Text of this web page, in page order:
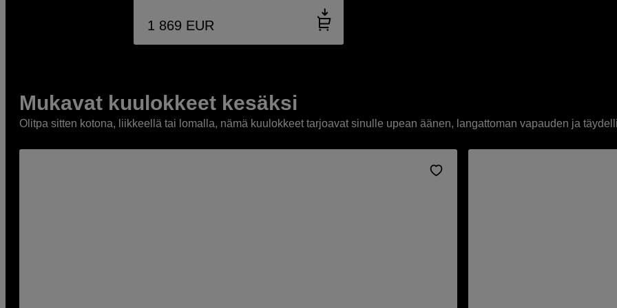
1 869 EUR
Mukavat kuulokkeet kesäksi
Olitpa sitten kotona, liikkeellä tai lomalla, nämä kuulokkeet tarjoavat sinulle upean äänen, langattoman vapauden ja